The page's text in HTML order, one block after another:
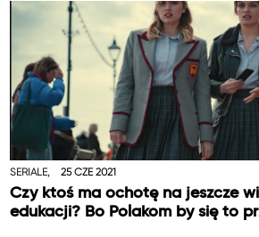
SERIALE, 25 CZE 2021
Czy ktoś ma ochotę na jeszcze
edukacji? Bo Polakom by się to